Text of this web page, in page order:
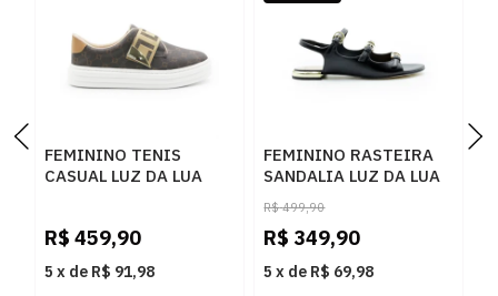
FEMININO TENIS
CASUAL LUZ DA LUA
AMENDOA OURO
R$ 459,90
5 x de R$ 91,98
FEMININO RASTEIRA
SANDALIA LUZ DA LUA
80270037 ATACAMA
PRETO
R$ 499,90
R$ 349,90
5 x de R$ 69,98